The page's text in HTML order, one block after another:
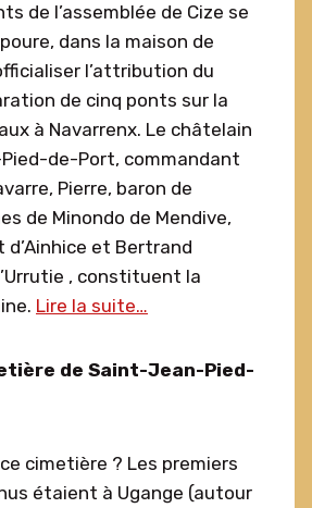
de l’assemblée de Cize se
dans la maison de
l’attribution du
de cinq ponts sur la
à Navarrenx. Le châtelain
de-Port, commandant
Pierre, baron de
de Minondo de Mendive,
d’Ainhice et Bertrand
, constituent la
Lire la suite…
de Saint-Jean-Pied-
cimetière ? Les premiers
étaient à Ugange (autour